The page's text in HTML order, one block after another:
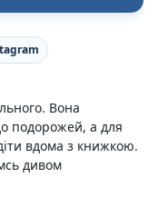
Вона
подорожей, а для
вдома з книжкою.
дивом